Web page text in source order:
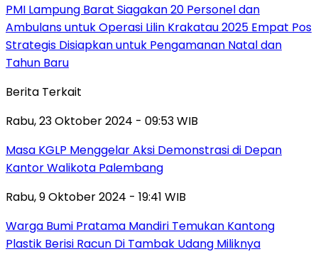
PMI Lampung Barat Siagakan 20 Personel dan
Ambulans untuk Operasi Lilin Krakatau 2025 Empat Pos
Strategis Disiapkan untuk Pengamanan Natal dan
Tahun Baru
Berita Terkait
Rabu, 23 Oktober 2024 - 09:53 WIB
Masa KGLP Menggelar Aksi Demonstrasi di Depan
Kantor Walikota Palembang
Rabu, 9 Oktober 2024 - 19:41 WIB
Warga Bumi Pratama Mandiri Temukan Kantong
Plastik Berisi Racun Di Tambak Udang Miliknya